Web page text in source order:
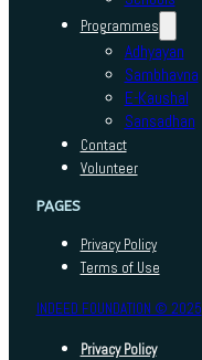
Programmes
Adhyayan
Sambhavna
E-Kaushal
Sansadhan
Contact
Volunteer
PAGES
Privacy Policy
Terms of Use
INDEED FOUNDATION © 2025
Privacy Policy